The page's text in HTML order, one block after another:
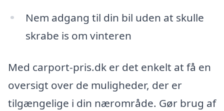
Nem adgang til din bil uden at skulle
skrabe is om vinteren
Med carport-pris.dk er det enkelt at få en
oversigt over de muligheder, der er
tilgængelige i din nærområde. Gør brug af